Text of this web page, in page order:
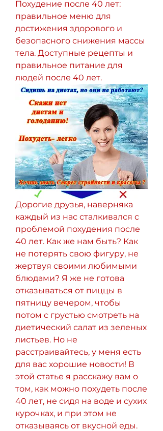
Похудение после 40 лет:
правильное меню для
достижения здорового и
безопасного снижения массы
тела. Доступные рецепты и
правильное питание для
людей после 40 лет.
Дорогие друзья, наверняка
каждый из нас сталкивался с
проблемой похудения после
40 лет. Как же нам быть? Как
не потерять свою фигуру, не
жертвуя своими любимыми
блюдами? Я же не готова
отказываться от пиццы в
пятницу вечером, чтобы
потом с грустью смотреть на
диетический салат из зеленых
листьев. Но не
расстраивайтесь, у меня есть
для вас хорошие новости! В
этой статье я расскажу вам о
том, как можно похудеть после
40 лет, не сидя на воде и сухих
курочках, и при этом не
отказываясь от вкусной еды.